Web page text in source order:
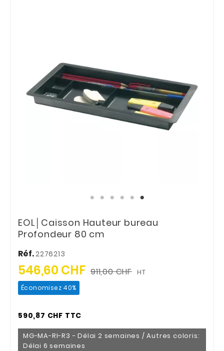
EOL│Caisson Hauteur bureau
Profondeur 80 cm
Réf.2276213
546,60 CHF 911,00 CHF HT
Économisez 40%
590,87 CHF TTC
MG-MA-RI-R3 - Délai 2 semaines / Autres coloris:
Délai 6 semaines